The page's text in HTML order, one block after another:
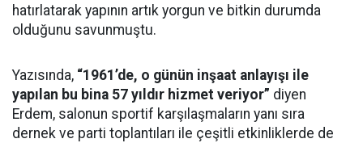
hatırlatarak yapının artık yorgun ve bitkin durumda
olduğunu savunmuştu.
Yazısında, “1961’de, o günün inşaat anlayışı ile
yapılan bu bina 57 yıldır hizmet veriyor” diyen
Erdem, salonun sportif karşılaşmaların yanı sıra
dernek ve parti toplantıları ile çeşitli etkinliklerde de